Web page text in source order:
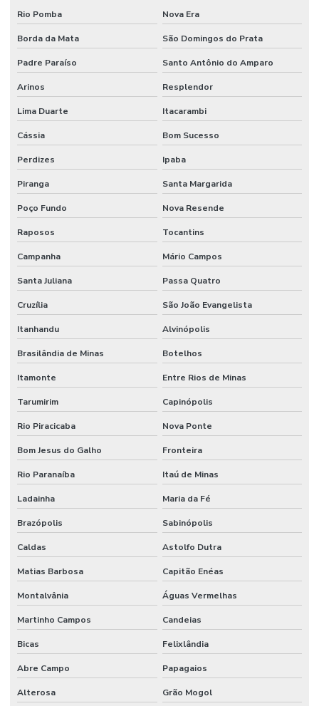
Rio Pomba Nova Era
Borda da Mata São Domingos do Prata
Padre Paraíso Santo Antônio do Amparo
Arinos Resplendor
Lima Duarte Itacarambi
Cássia Bom Sucesso
Perdizes Ipaba
Piranga Santa Margarida
Poço Fundo Nova Resende
Raposos Tocantins
Campanha Mário Campos
Santa Juliana Passa Quatro
Cruzília São João Evangelista
Itanhandu Alvinópolis
Brasilândia de Minas Botelhos
Itamonte Entre Rios de Minas
Tarumirim Capinópolis
Rio Piracicaba Nova Ponte
Bom Jesus do Galho Fronteira
Rio Paranaíba Itaú de Minas
Ladainha Maria da Fé
Brazópolis Sabinópolis
Caldas Astolfo Dutra
Matias Barbosa Capitão Enéas
Montalvânia Águas Vermelhas
Martinho Campos Candeias
Bicas Felixlândia
Abre Campo Papagaios
Alterosa Grão Mogol